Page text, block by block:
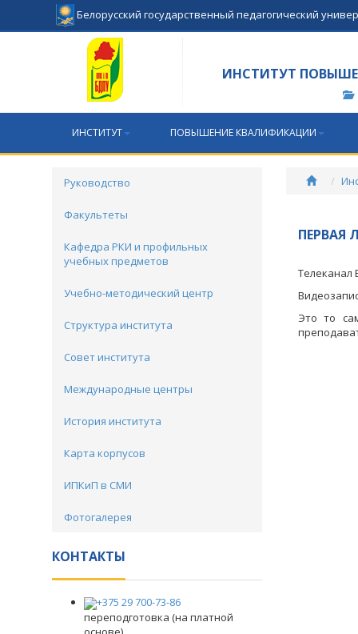
Белорусский государственный педагогический
ИНСТИТУТ
ИНСТИТУТ ПОВЫШЕНИЕ КВАЛИФИКАЦИИ
Руководство
Факультеты
Кафедра РКИ и профильных
учебных предметов
Учебно-методический центр
Структура института
Совет института
Международные центры
История института
Карта корпусов
ИПКиП в СМИ
Фотогалерея
КОНТАКТЫ
+375 29 700-73-86
переподготовка (на платной
ПЕРВАЯ
Телеканал
Это то